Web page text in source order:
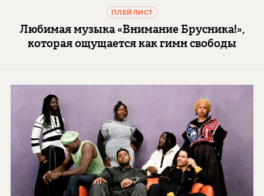
ПЛЕЙЛИСТ
Любимая музыка «Внимание Брусника!»,
которая ощущается как гимн свободы